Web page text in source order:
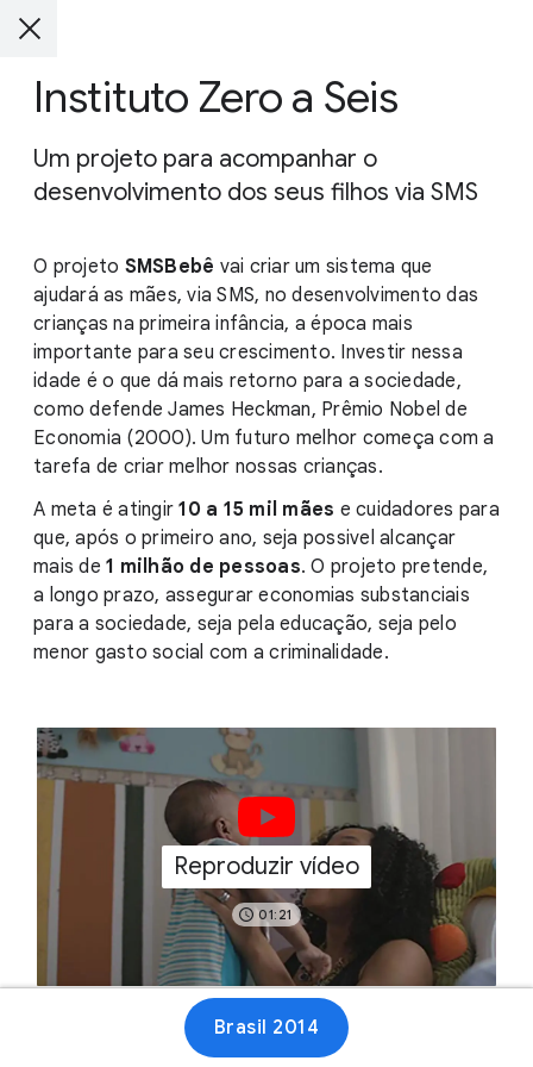
Instituto Zero a Seis
Um projeto para acompanhar o
desenvolvimento dos seus filhos via SMS
O projeto SMSBebê vai criar um sistema que
ajudará as mães, via SMS, no desenvolvimento das
crianças na primeira infância, a época mais
importante para seu crescimento. Investir nessa
idade é o que dá mais retorno para a sociedade,
como defende James Heckman, Prêmio Nobel de
Economia (2000). Um futuro melhor começa com a
tarefa de criar melhor nossas crianças.
A meta é atingir10 a 15 mil mães e cuidadores para
que, após o primeiro ano, seja possivel alcançar
mais de 1 milhão de pessoas. O projeto pretende,
a longo prazo, assegurar economias substanciais
para a sociedade, seja pela educação, seja pelo
menor gasto social com a criminalidade.
Reproduzir vídeo
01:21
Brasil 2014